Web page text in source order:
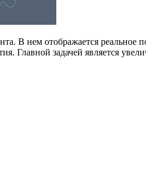
В нем отображается
Главной задачей является